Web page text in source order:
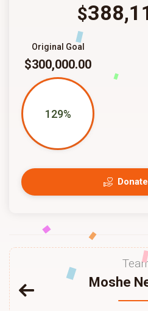
$
Original Goal
$300,000.00
129%
Moshe